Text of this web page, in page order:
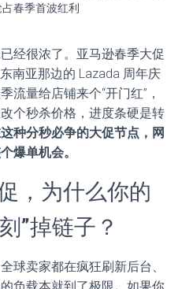
春季首波红利
经很浓了。亚马逊春季大促
南亚那边的 Lazada 周年庆
流量给店铺来个“开门红”，
个秒杀价格，进度条硬是转
种分秒必争的大促节点，网
爆单机会。
，为什么你的
”掉链子？
球卖家都在疯狂刷新后台、